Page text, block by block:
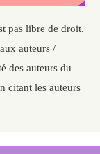
pas libre de droit.
auteurs /
des auteurs du
citant les auteurs